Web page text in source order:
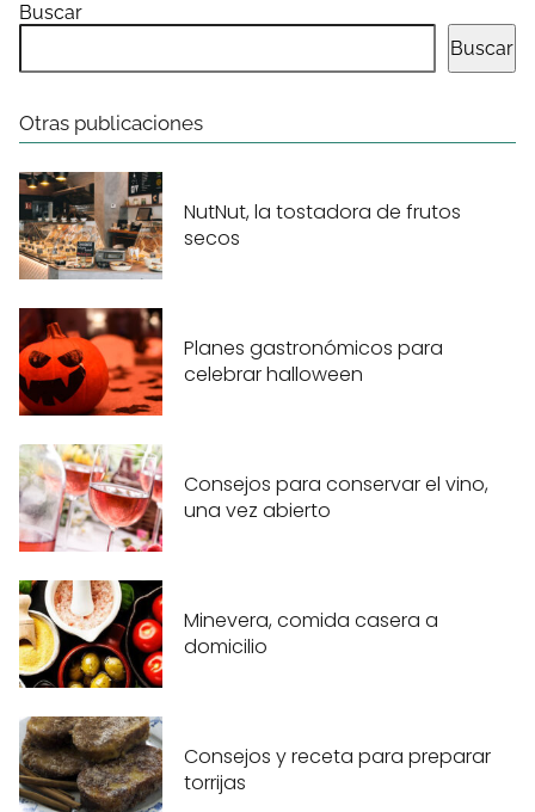
Buscar
Buscar
Otras publicaciones
NutNut, la tostadora de frutos
secos
Planes gastronómicos para
celebrar halloween
Consejos para conservar el vino,
una vez abierto
Minevera, comida casera a
domicilio
Consejos y receta para preparar
torrijas